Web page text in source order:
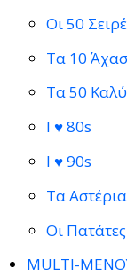
Οι 50
Τα 10
Τα 50
I ♥ 80s
I ♥ 90s
Τα
Οι Πατάτες
MULTI-